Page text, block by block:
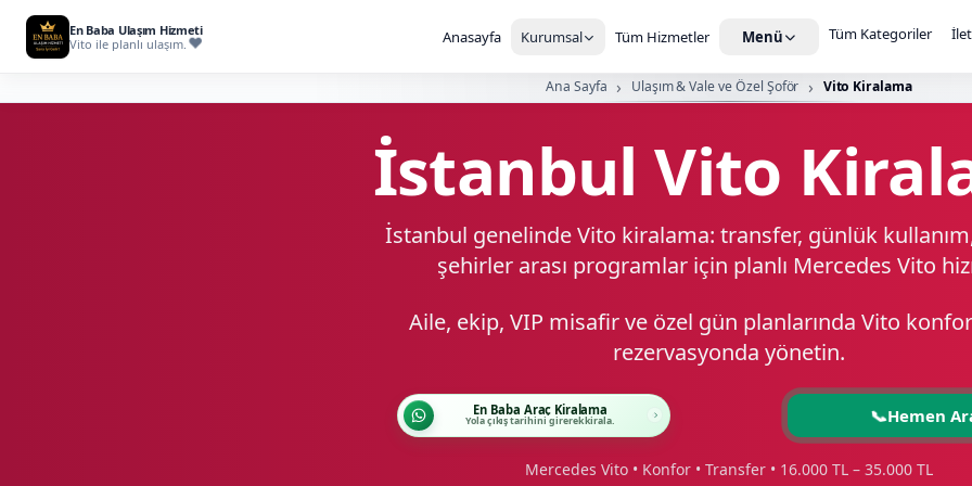
En Baba Ulaşım Hizmeti
Vito ile planlı ulaşım.
Anasayfa Kurumsal Tüm Hizmetler Menü Tüm Kategoriler
Ana Sayfa Ulaşım & Vale ve Özel Şoför Vito Kiralama
İstanbul Vito
İstanbul genelinde Vito kiralama: transfer, günlük
şehirler arası programlar için planlı Mercedes Vito
Aile, ekip, VIP misafir ve özel gün planlarında Vito
rezervasyonda yönetin.
En Baba Araç Kiralama
Yola çıkış tarihini girerek kirala. 📞Hemen
Mercedes Vito • Konfor • Transfer • 16.000 TL – 35.000 TL